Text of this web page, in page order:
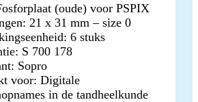
(oude) voor PSPIX
21 x 31 mm – size 0
6 stuks
S 700 178
Sopro
voor: Digitale
in de tandheelkunde